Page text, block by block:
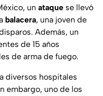
un ataque se llevó
balacera, una joven de
Además, un
de 15 años
de arma de fuego.
diversos hospitales
embargo, uno de los